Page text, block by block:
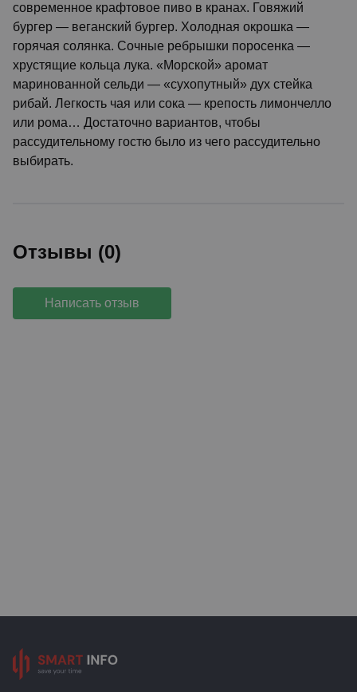
современное крафтовое пиво в кранах. Говяжий
бургер — веганский бургер. Холодная окрошка —
горячая солянка. Сочные ребрышки поросенка —
хрустящие кольца лука. «Морской» аромат
маринованной сельди — «сухопутный» дух стейка
рибай. Легкость чая или сока — крепость лимончелло
или рома… Достаточно вариантов, чтобы
рассудительному гостю было из чего рассудительно
выбирать.
Отзывы (0)
Написать отзыв